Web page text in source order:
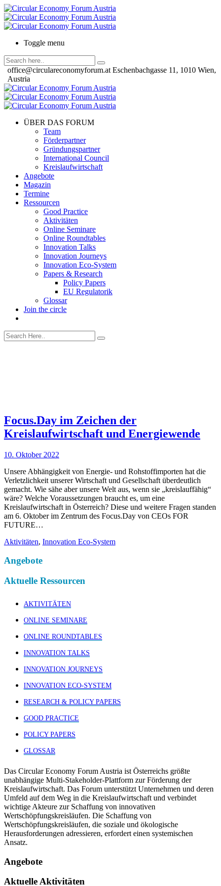
Toggle menu
office@circulareconomyforum.at Eschenbachgasse 11, 1010 Wien,
Austria
ÜBER DAS FORUM
Team
Förderpartner
Gründungspartner
International Council
Kreislaufwirtschaft
Angebote
Magazin
Termine
Ressourcen
Good Practice
Aktivitäten
Online Seminare
Online Roundtables
Innovation Talks
Innovation Journeys
Innovation Eco-System
Papers & Research
Policy Papers
EU Regulatorik
Glossar
Join the circle
Focus.Day im Zeichen der
Kreislaufwirtschaft und Energiewende
10. Oktober 2022
Unsere Abhängigkeit von Energie- und Rohstoffimporten hat die
Verletzlichkeit unserer Wirtschaft und Gesellschaft überdeutlich
gemacht. Wie sähe aber unsere Welt aus, wenn sie „kreislauffähig“
wäre? Welche Voraussetzungen braucht es, um eine
Kreislaufwirtschaft in Österreich? Diese und weitere Fragen standen
am 6. Oktober im Zentrum des Focus.Day von CEOs FOR
FUTURE…
Aktivitäten, Innovation Eco-System
Angebote
Aktuelle Ressourcen
AKTIVITÄTEN
ONLINE SEMINARE
ONLINE ROUNDTABLES
INNOVATION TALKS
INNOVATION JOURNEYS
INNOVATION ECO-SYSTEM
RESEARCH & POLICY PAPERS
GOOD PRACTICE
POLICY PAPERS
GLOSSAR
Das Circular Economy Forum Austria ist Österreichs größte
unabhängige Multi-Stakeholder-Plattform zur Förderung der
Kreislaufwirtschaft. Das Forum unterstützt Unternehmen und deren
Umfeld auf dem Weg in die Kreislaufwirtschaft und verbindet
wichtige Akteure zur Schaffung von innovativen
Wertschöpfungskreisläufen. Die Schaffung von
Wertschöpfungskreisläufen, die soziale und ökologische
Herausforderungen adressieren, erfordert einen systemischen
Ansatz.
Angebote
Aktuelle Aktivitäten